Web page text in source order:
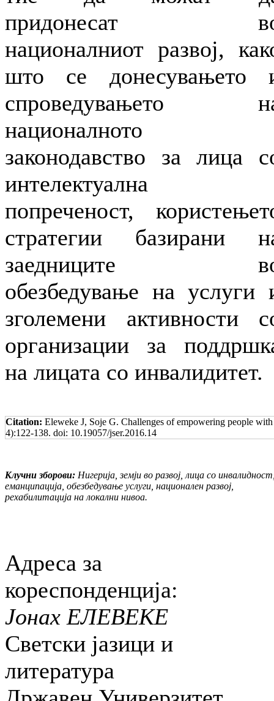
придонесат
националниот развој,
што се донесувањето
спроведувањето
националното
законодавство за лица
интелектуална
попреченост,
стратегии базирани
заедниците
обезбедување на услуги
зголемени активности
организации за
на лицата со инвалидитет.
Citation: Eleweke J, Soje G. Challenges of empowering people
4):122-138. doi: 10.19057/jser.2016.14
Клучни зборови: Нигерија, земји во развој, лица со
еманципација, обезбедување услуги, национален развој,
рехабилитација на локални нивоа.
Адреса за
кореспонденција:
Јонах ЕЛЕВЕКЕ
Светски јазици и
литература